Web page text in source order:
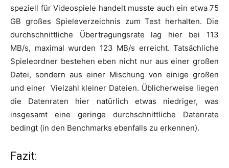
speziell für Videospiele handelt musste auch ein etwa 75
GB großes Spieleverzeichnis zum Test herhalten. Die
durchschnittliche Übertragungsrate lag hier bei 113
MB/s, maximal wurden 123 MB/s erreicht. Tatsächliche
Spieleordner bestehen eben nicht nur aus einer großen
Datei, sondern aus einer Mischung von einige großen
und einer Vielzahl kleiner Dateien. Üblicherweise liegen
die Datenraten hier natürlich etwas niedriger, was
insgesamt eine geringe durchschnittliche Datenrate
bedingt (in den Benchmarks ebenfalls zu erkennen).
Fazit: